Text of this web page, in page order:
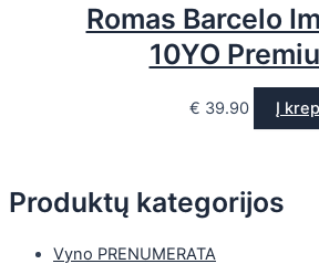
Produktų kategorijos
Vyno PRENUMERATA
Romas Barcelo
10YO
€ 39.90 Į